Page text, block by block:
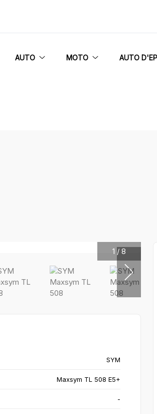
AUTO MOTO AUTO
1 / 8
SYM
Maxsym TL 508 E5+
-